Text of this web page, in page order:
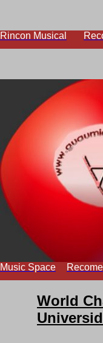
Rincon Musical
Music Space
World